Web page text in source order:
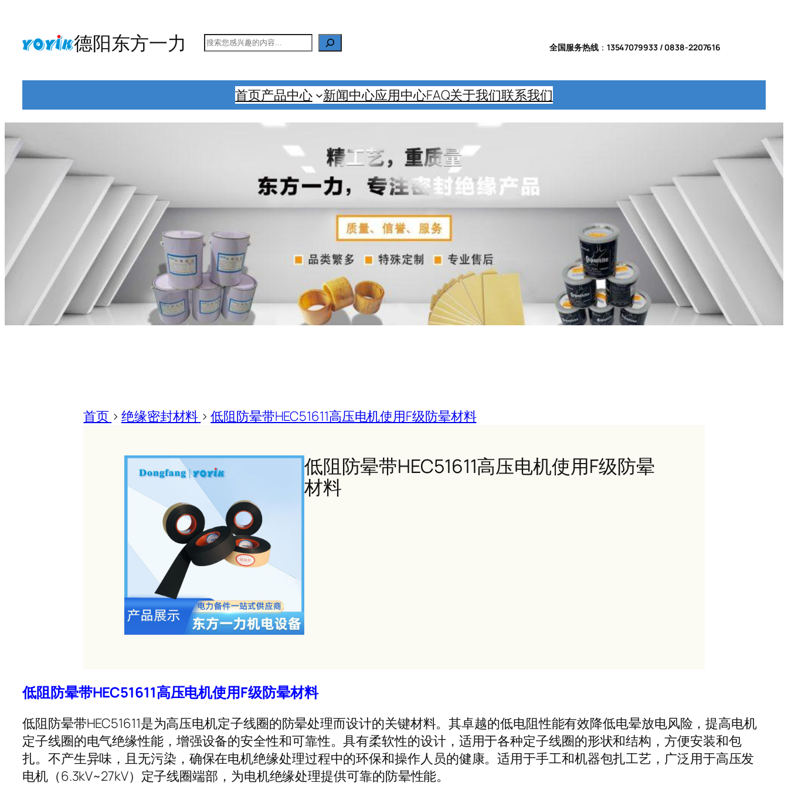
德阳东方一力
搜
全国服务热线： 13547079933 / 0838-2207616
首页产品中心 新闻中心应用中心FAQ关于我们联系我们
首页 > 绝缘密封材料 >低阻防晕带HEC51611高压电机使用F级防晕材料
低阻防晕带HEC51611高压电机使用F级防晕
材料
低阻防晕带HEC51611高压电机使用F级防晕材料
低阻防晕带HEC51611是为高压电机定子线圈的防晕处理而设计的关键材料。其卓越的低电阻性能有效降低电晕放电风险，提高电机
定子线圈的电气绝缘性能，增强设备的安全性和可靠性。具有柔软性的设计，适用于各种定子线圈的形状和结构，方便安装和包
扎。不产生异味，且无污染，确保在电机绝缘处理过程中的环保和操作人员的健康。适用于手工和机器包扎工艺，广泛用于高压发
电机（6.3kV~27kV）定子线圈端部，为电机绝缘处理提供可靠的防晕性能。